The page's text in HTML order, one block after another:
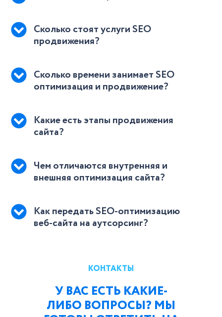
Сколько стоят услуги SEO
продвижения?
Сколько времени занимает SEO
оптимизация и продвижение?
Какие есть этапы продвижения
сайта?
Чем отличаются внутренняя и
внешняя оптимизация сайта?
Как передать SEO-оптимизацию
веб-сайта на аутсорсинг?
КОНТАКТЫ
У ВАС ЕСТЬ КАКИЕ-
ЛИБО ВОПРОСЫ? МЫ